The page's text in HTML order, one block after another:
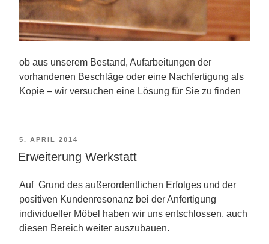
ob aus unserem Bestand, Aufarbeitungen der
vorhandenen Beschläge oder eine Nachfertigung als
Kopie – wir versuchen eine Lösung für Sie zu finden
VERÖFFENTLICHT
AM
5. APRIL 2014
Erweiterung Werkstatt
Auf Grund des außerordentlichen Erfolges und der
positiven Kundenresonanz bei der Anfertigung
individueller Möbel haben wir uns entschlossen, auch
diesen Bereich weiter auszubauen.